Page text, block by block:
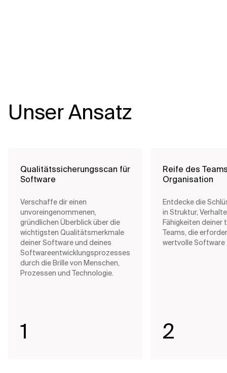
Unser Ansatz
Qualitätssicherungsscan für
Software
Verschaffe dir einen
unvoreingenommenen,
gründlichen Überblick über die
wichtigsten Qualitätsmerkmale
deiner Software und deines
Softwareentwicklungsprozesses
durch die Brille von Menschen,
Prozessen und Technologie.
1
Reife des
Organisation
Entdecke die
in Struktur,
Fähigkeiten deiner
Teams, die
wertvolle Software
2